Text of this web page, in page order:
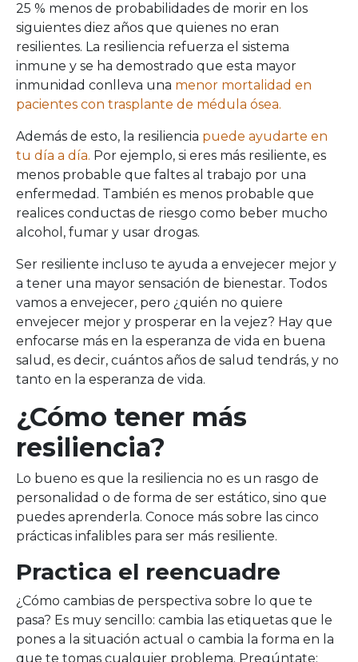
25 % menos de probabilidades de morir en los
siguientes diez años que quienes no eran
resilientes. La resiliencia refuerza el sistema
inmune y se ha demostrado que esta mayor
inmunidad conlleva una menor mortalidad en
pacientes con trasplante de médula ósea.
Además de esto, la resiliencia puede ayudarte en
tu día a día. Por ejemplo, si eres más resiliente, es
menos probable que faltes al trabajo por una
enfermedad. También es menos probable que
realices conductas de riesgo como beber mucho
alcohol, fumar y usar drogas.
Ser resiliente incluso te ayuda a envejecer mejor y
a tener una mayor sensación de bienestar. Todos
vamos a envejecer, pero ¿quién no quiere
envejecer mejor y prosperar en la vejez? Hay que
enfocarse más en la esperanza de vida en buena
salud, es decir, cuántos años de salud tendrás, y no
tanto en la esperanza de vida.
¿Cómo tener más
resiliencia?
Lo bueno es que la resiliencia no es un rasgo de
personalidad o de forma de ser estático, sino que
puedes aprenderla. Conoce más sobre las cinco
prácticas infalibles para ser más resiliente.
Practica el reencuadre
¿Cómo cambias de perspectiva sobre lo que te
pasa? Es muy sencillo: cambia las etiquetas que le
pones a la situación actual o cambia la forma en la
que te tomas cualquier problema. Pregúntate: